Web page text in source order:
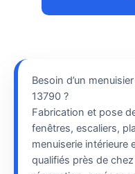
Besoin d’un
13790 ?
Fabrication et pose
fenêtres, escaliers,
menuiserie intérieure
qualifiés près de